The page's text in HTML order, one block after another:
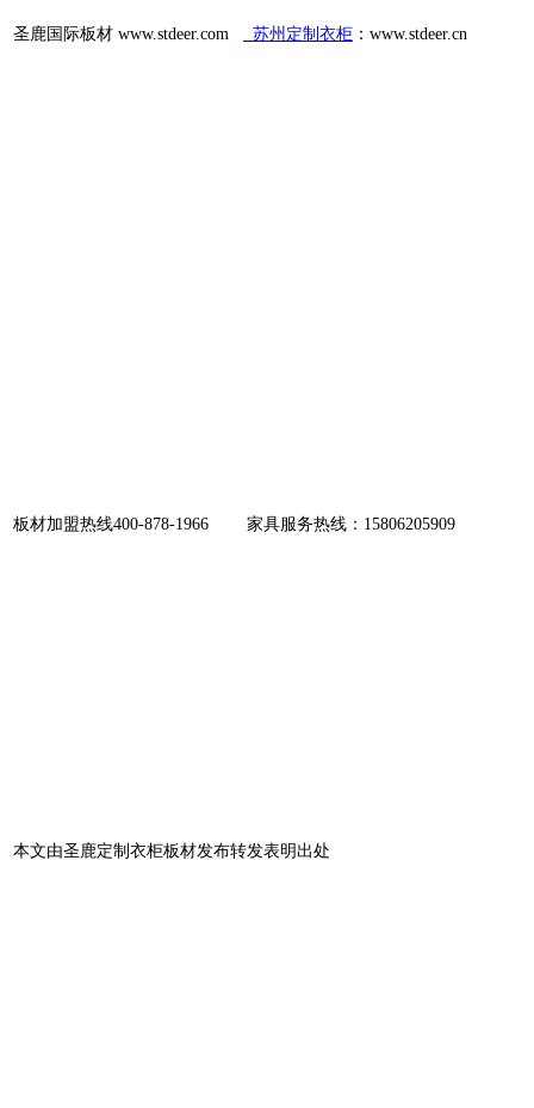
圣鹿国际板材 www.stdeer.com 苏州定制衣柜 ：www.stdeer.cn
板材加盟热线400-878-1966 家具服务热线：15806205909
本文由圣鹿定制衣柜板材发布转发表明出处